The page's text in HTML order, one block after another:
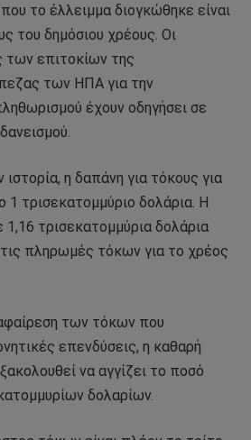
το έλλειμμα διογκώθηκε είναι
του δημόσιου χρέους. Οι
των επιτοκίων της
των ΗΠΑ για την
έχουν οδηγήσει σε
η δαπάνη για τόκους για
τρισεκατομμύριο δολάρια. Η
τρισεκατομμύρια δολάρια
πληρωμές τόκων για το χρέος
των τόκων που
επενδύσεις, η καθαρή
να αγγίζει το ποσό
δολαρίων.